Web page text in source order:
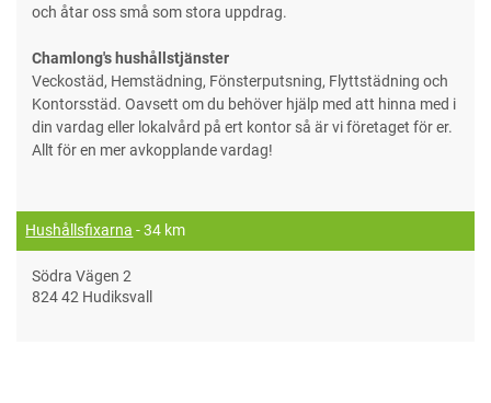
och åtar oss små som stora uppdrag.
Chamlong's hushållstjänster
Veckostäd, Hemstädning, Fönsterputsning, Flyttstädning och
Kontorsstäd. Oavsett om du behöver hjälp med att hinna med i
din vardag eller lokalvård på ert kontor så är vi företaget för er.
Allt för en mer avkopplande vardag!
Hushållsfixarna - 34 km
Södra Vägen 2
824 42 Hudiksvall